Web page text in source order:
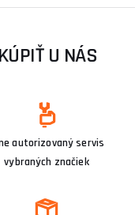
U NÁS
autorizovaný servis
vybraných značiek